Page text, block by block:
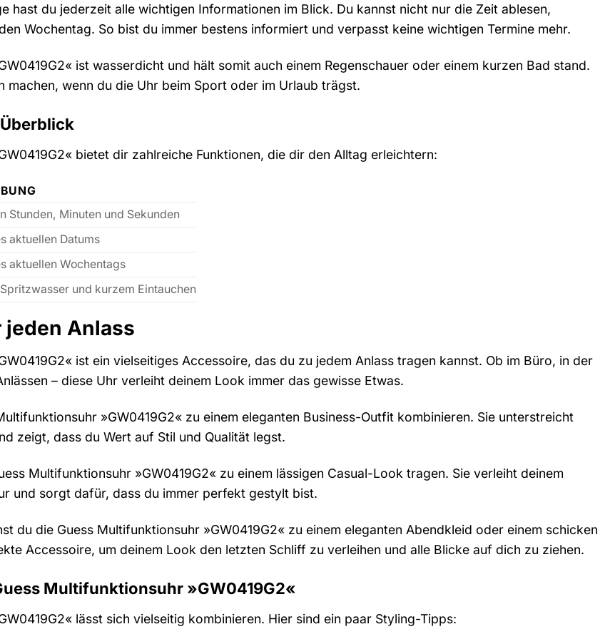
hast du jederzeit alle wichtigen Informationen im Blick. Du kannst nicht nur die Zeit ablesen,
Wochentag. So bist du immer bestens informiert und verpasst keine wichtigen Termine mehr.
ist wasserdicht und hält somit auch einem Regenschauer oder einem kurzen Bad stand.
machen, wenn du die Uhr beim Sport oder im Urlaub trägst.
bietet dir zahlreiche Funktionen, die dir den Alltag erleichtern:
Stunden, Minuten und Sekunden
aktuellen Datums
aktuellen Wochentags
und kurzem Eintauchen
Anlass
ist ein vielseitiges Accessoire, das du zu jedem Anlass tragen kannst. Ob im Büro, in der
– diese Uhr verleiht deinem Look immer das gewisse Etwas.
»GW0419G2« zu einem eleganten Business-Outfit kombinieren. Sie unterstreicht
zeigt, dass du Wert auf Stil und Qualität legst.
Multifunktionsuhr »GW0419G2« zu einem lässigen Casual-Look tragen. Sie verleiht deinem
und sorgt dafür, dass du immer perfekt gestylt bist.
du die Guess Multifunktionsuhr »GW0419G2« zu einem eleganten Abendkleid oder einem schicken
Accessoire, um deinem Look den letzten Schliff zu verleihen und alle Blicke auf dich zu ziehen.
Multifunktionsuhr »GW0419G2«
lässt sich vielseitig kombinieren. Hier sind ein paar Styling-Tipps: